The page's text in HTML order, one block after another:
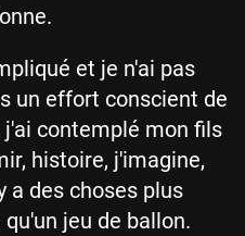
et je n'ai pas
un effort conscient de
contemplé mon fils
histoire, j'imagine,
a des choses plus
jeu de ballon.